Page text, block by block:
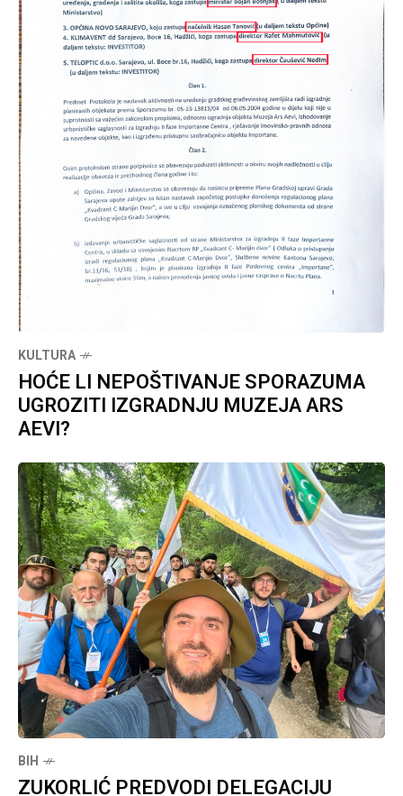
KULTURA
HOĆE LI NEPOŠTIVANJE SPORAZUMA
UGROZITI IZGRADNJU MUZEJA ARS
AEVI?
BIH
ZUKORLIĆ PREDVODI DELEGACIJU